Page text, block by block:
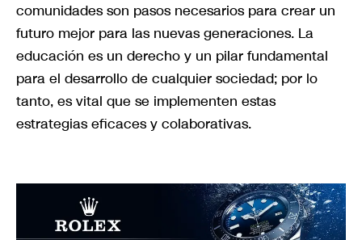
comunidades son pasos necesarios para crear un
futuro mejor para las nuevas generaciones. La
educación es un derecho y un pilar fundamental
para el desarrollo de cualquier sociedad; por lo
tanto, es vital que se implementen estas
estrategias eficaces y colaborativas.